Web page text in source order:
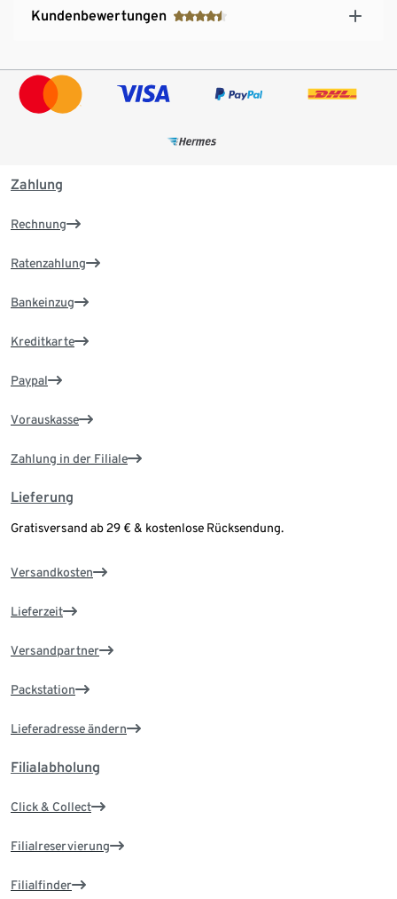
Kundenbewertungen
Zahlung
Rechnung
Ratenzahlung
Bankeinzug
Kreditkarte
Paypal
Vorauskasse
Zahlung in der Filiale
Lieferung
Gratisversand ab 29 € & kostenlose Rücksendung.
Versandkosten
Lieferzeit
Versandpartner
Packstation
Lieferadresse ändern
Filialabholung
Click & Collect
Filialreservierung
Filialfinder